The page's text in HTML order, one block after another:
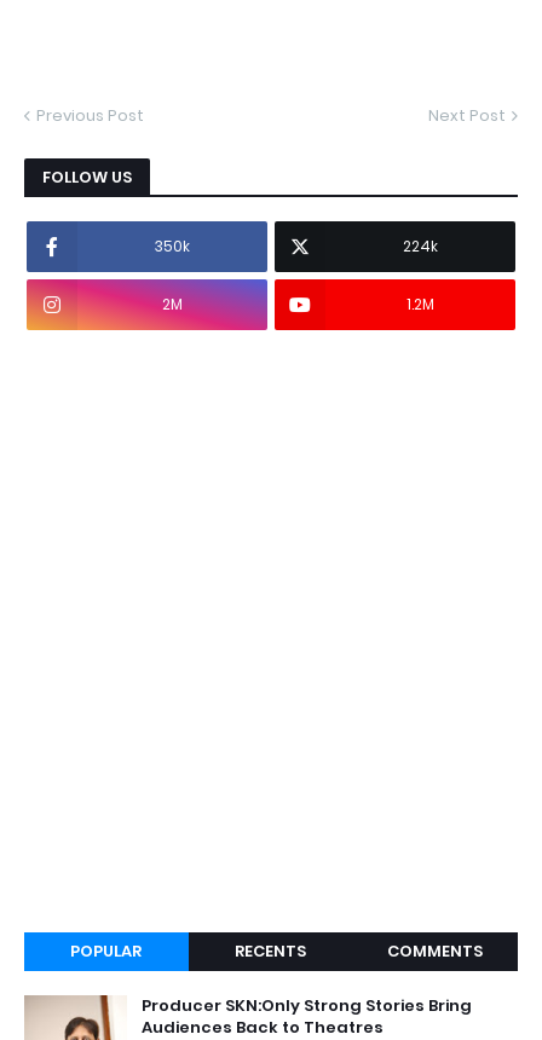
Previous Post Next Post
FOLLOW US
350k 224k
2M 1.2M
POPULAR RECENTS COMMENTS
Producer SKN:Only Strong Stories Bring
Audiences Back to Theatres